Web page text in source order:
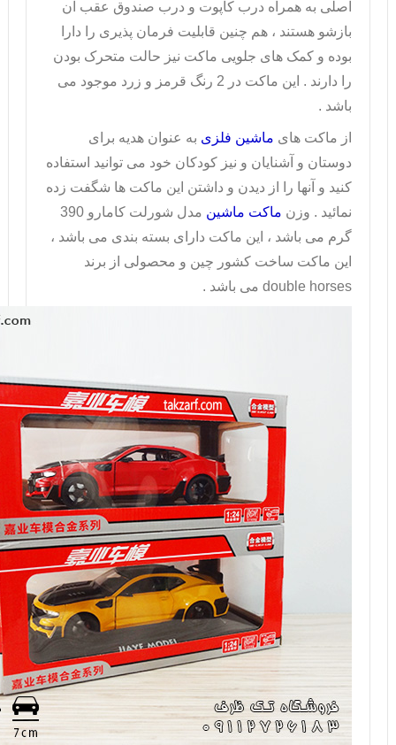
اصلی به همراه درب کاپوت و درب صندوق عقب آن
بازشو هستند ، هم چنین قابلیت فرمان پذیری را دارا
بوده و کمک های جلویی ماکت نیز حالت متحرک بودن
را دارند . این ماکت
در 2 رنگ قرمز و زرد موجود می
باشد .
از ماکت های ماشین فلزی به عنوان هدیه برای
دوستان و آشنایان و نیز کودکان خود می توانید استفاده
کنید و آنها را از دیدن و داشتن این ماکت ها شگفت زده
نمائید . وزن ماکت ماشین
مدل شورلت کامارو 390
گرم می باشد ، این ماکت دارای بسته بندی می باشد ،
این ماکت ساخت کشور چین و محصولی از برند
double horses می باشد .